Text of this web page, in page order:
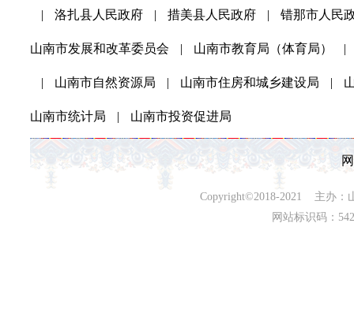
| 洛扎县人民政府 | 措美县人民政府 | 错那市人民
山南市发展和改革委员会 | 山南市教育局（体育局） |
| 山南市自然资源局 | 山南市住房和城乡建设局 |
山南市统计局 | 山南市投资促进局
Copyright©2018-2021 主办：
网站标识码：